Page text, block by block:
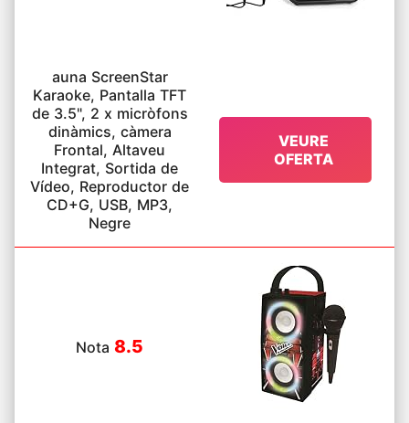
auna ScreenStar
Karaoke, Pantalla TFT
de 3.5", 2 x micròfons
dinàmics, càmera
Frontal, Altaveu
Integrat, Sortida de
Vídeo, Reproductor de
CD+G, USB, MP3,
Negre
VEURE
OFERTA
Nota 8.5